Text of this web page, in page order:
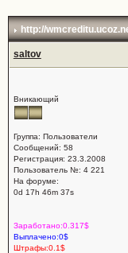
http://
saltov
Вникающий
Группа: Пользователи
Сообщений: 58
Регистрация: 23.3.2008
Пользователь №: 4 221
На форуме:
0d 17h 46m 37s
Заработано:0.317$
Выплачено:0$
Штрафы:0.1$